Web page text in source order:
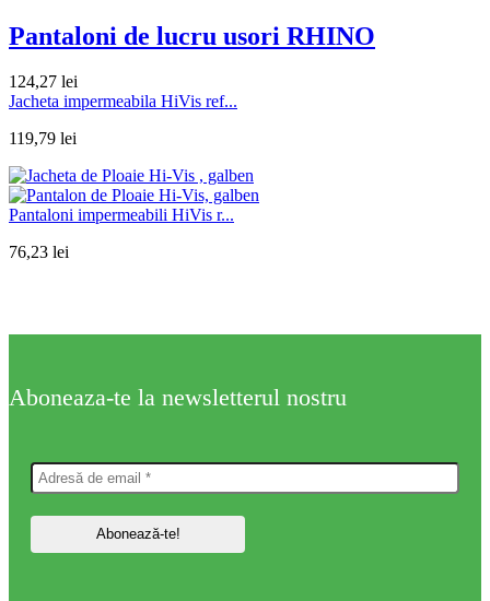
Pantaloni de lucru usori RHINO
124,27 lei
Jacheta impermeabila HiVis ref...
119,79 lei
Pantaloni impermeabili HiVis r...
76,23 lei
Aboneaza-te la newsletterul nostru